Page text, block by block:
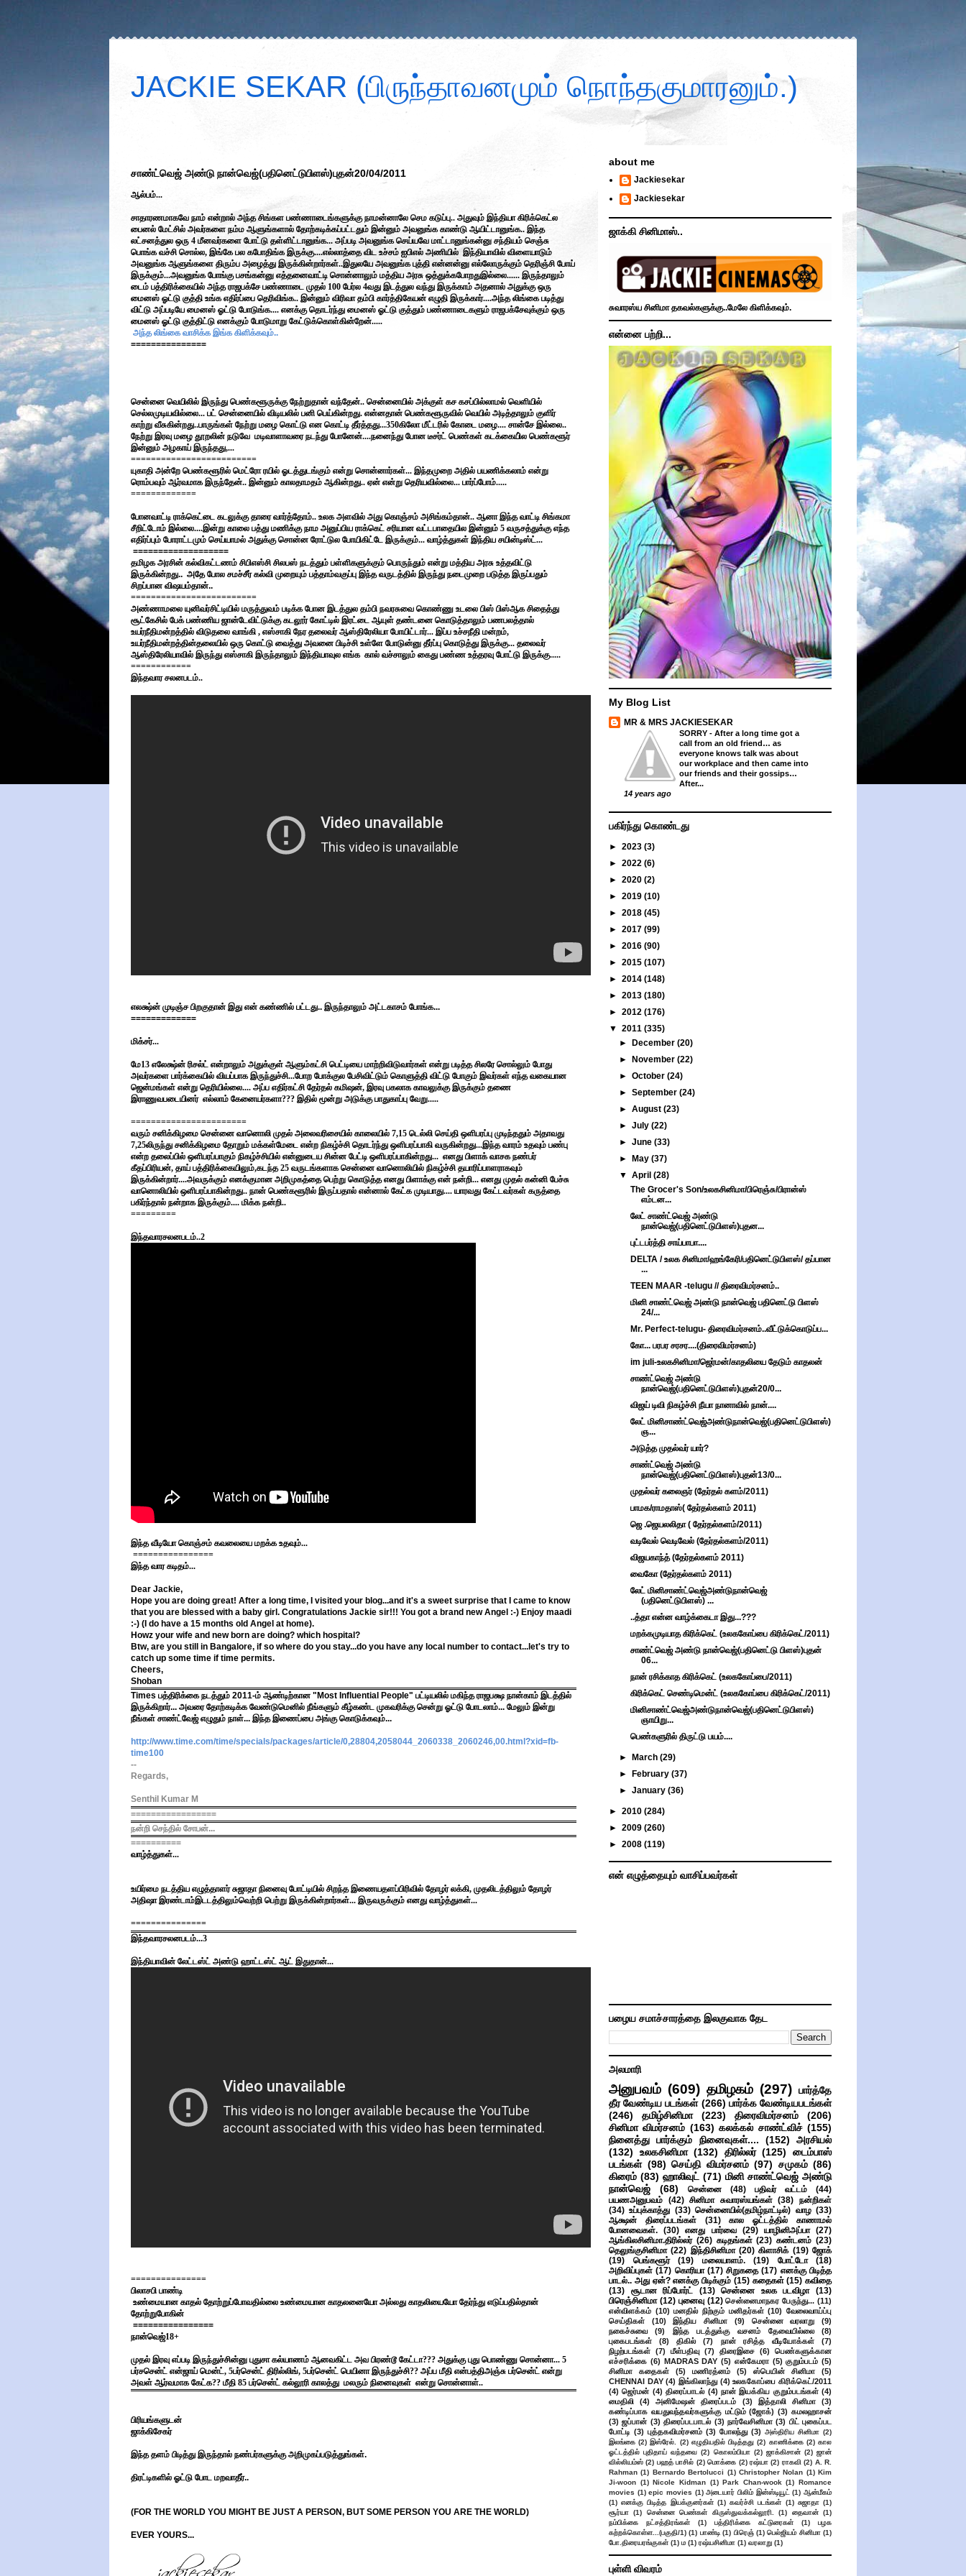
JACKIE SEKAR (பிருந்தாவனமும் நொந்தகுமாரனும்.)
சாண்ட்வெஜ் அண்டு நான்வெஜ்(பதினெட்டுபிளஸ்)புதன்20/04/2011
ஆல்பம்...
சாதாரணமாகவே நாம் என்றால் அந்த சிங்கள பண்ணாடைங்களுக்கு நாமன்னாலே செம கடுப்பு.. அதுவும் இந்தியா கிரிக்கெட்ல
பைனல் மேட்சில் அவர்களை நம்ம ஆளுங்களால் தோற்கடிக்கப்பட்டதும் இன்னும் அவனுங்க காண்டு ஆயிட்டானுங்க.. இந்த
லட்சனத்துல ஒரு 4 மீனவர்களை போட்டு தள்ளிட்டானுங்க... அப்படி அவனுங்க செய்யவே மாட்டானுங்கன்னு சந்தியம் செஞ்சு
பொங்க வச்சி சொல்ல, இங்கே பல கபோதிங்க இருக்கு....எல்லாத்தை விட உச்சம் ஐபிஎல் அணியில் இந்தியாவில் விளையாடும்
அவனுங்க ஆளுங்களை திரும்ப அழைத்து இருக்கின்றார்கள்..இதுலயே அவனுங்க புத்தி என்னன்னு எல்லோருக்கும் தெரிஞ்சி போய்
இருக்கும்...அவனுங்க போங்கு பசங்கன்னு எத்தனைவாட்டி சொன்னாலும் மத்திய அரசு ஒத்துக்கபோறதுஇல்லை...... இருந்தாலும்
டைம் பத்திரிக்கையில் அந்த ராஜபக்சே பண்ணாடை முதல் 100 பேர்ல 4வது இடத்துல வந்து இருக்காம் அதனால் அதுக்கு ஒரு
மைனஸ் ஓட்டு குத்தி உங்க எதிர்ப்பை தெரிவிங்க.. இன்னும் விரிவா தம்பி கார்த்திகேயன் எழுதி இருக்கார்....அந்த லிங்கை படித்து
விட்டு அப்படியே மைனஸ் ஓட்டு போடுங்க.... எனக்கு தொடர்ந்து மைனஸ் ஓட்டு குத்தும் பண்ணாடைகளும் ராஜபக்சேவுக்கும் ஒரு
மைனஸ் ஓட்டு குத்திட்டு எனக்கும் போடுமாறு கேட்டுக்கொள்கின்றேன்.....
அந்த லிங்கை வாசிக்க இங்க கிளிக்கவும்..
===============
சென்னை வெயிலில் இருந்து பெண்களூருக்கு நேற்றுதான் வந்தேன்.. சென்னையில் அக்குள் கச கசப்பில்லாமல் வெளியில்
செல்லமுடியவில்லை... பட் சென்னையில் விடியலில் பனி பெய்கின்றது. என்னதான் பெண்களூருவில் வெயில் அடித்தாலும் குளிர்
காற்று வீசுகின்றது..பாருங்கள் நேற்று மழை கொட்டு என கொட்டி தீர்த்தது...350கிலோ மீட்டரில் கோடை மழை.... சான்சே இல்லை..
நேற்று இரவு மழை தூறலின் நடுவே மடிவாளாவரை நடந்து போனேன்....நனைந்து போன டீசர்ட் பெண்கள் கடக்கையி்ல பெண்களூர்
இன்னும் அழகாய் இருந்தது,...
=========================
யுகாதி அன்றே பெண்களூரில் மெட்ரோ ரயில் ஓடத்துடங்கும் என்று சொன்னார்கள்... இந்தமுறை அதில் பயணிக்கலாம் என்று
ரொம்பவும் ஆர்வமாக இருந்தேன்.. இன்னும் காலதாமதம் ஆகின்றது.. ஏன் என்று தெரியவில்லை... பார்ப்போம்.....
=============
போனவாட்டி ராக்கெட்டை கடலுக்கு தாரை வார்த்தோம்.. உலக அளவில் அது கொஞ்சம் அசிங்கம்தான்.. ஆனா இந்த வாட்டி சிங்கமா
சீறிட்டோம் இல்லை....இன்று காலை பத்து மணிக்கு நாம அனுப்பிய ராக்கெட் சரியான வட்டபாதையில இன்னும் 5 வருசத்துக்கு எந்த
எதிர்ப்பும் போராட்டமும் செய்யாமல் அதுக்கு சொன்ன ரோட்டுல போயிகிட்டே இருக்கும்... வாழ்த்துகள் இந்திய சயின்டிஸ்ட்...
===================
தமிழக அரசின் கல்விகட்டணம் சிபிஎஸ்சி சிலபஸ் நடத்தும் பள்ளிகளுக்கும் பொருந்தும் என்று மத்திய அரசு உத்தவிட்டு
இருக்கின்றது.. அதே போல சமச்சீர் கல்வி முறையும் பத்தாம்வகுப்பு இந்த வருடத்தில் இருந்து நடைமுறை படுத்த இருப்பதும்
சிறப்பான விஷயம்தான்..
=========================
அண்ணாமலை யுனிவர்சிட்டியில் மருத்துவம் படிக்க போன இடத்துல தம்பி நவரசுவை கொண்ணு உடலை பிஸ் பிஸ்ஆக சிதைத்து
சூட்கேசில் பேக் பண்ணிய ஜான்டேவிட்டுக்கு கடலூர் கோட்டில் இரட்டை ஆயுள் தண்டனை கொடுத்தாலும் பணபலத்தால்
உயர்நீதிமன்றத்தில் விடுதலை வாங்கி , எஸ்சாகி நேர தலைவர் ஆஸ்திரேலியா போயிட்டார்... இப்ப உச்சநீதி மன்றம்,
உயர்நீதிமன்றத்தின்தலையில் ஒரு கொட்டு வைத்து அவனை பிடிச்சி உள்ளே போடுன்னு தீர்ப்பு கொடுத்து இருக்கு... தலைவர்
ஆஸ்திரேலியாவில் இருந்து எஸ்சாகி இருந்தாலும் இந்தியாவுல எங்க கால் வச்சாலும் கைது பண்ண உத்தரவு போட்டு இருக்கு.....
============
இந்தவார சலனபடம்..
எலக்ஷ்ன் முடிஞ்ச பிறகுதான் இது என் கண்ணில் பட்டது.. இருந்தாலும் அட்டகாசம் போங்க...
=============
மிக்சர்...
மே13 எலேக்ஷ்ன் ரிசல்ட் என்றாலும் அதுக்குள் ஆளும்கட்சி பெட்டியை மாற்றிவிடுவார்கள் என்று படித்த சிலரே சொல்லும் போது
அவர்களை பார்க்கையில் வியப்பாக இருந்துச்சி...போற போக்குல பேசிவிட்டும் கொளுத்தி விட்டு போகும் இவர்கள் எந்த வகையான
ஜென்மங்கள் என்று தெரியில்லை.... அப்ப எதிர்கட்சி தேர்தல் கமிஷன், இரவு பகலாக காவலுக்கு இருக்கும் தணை
இராணுவபடையினர் எல்லாம் கேனையர்களா??? இதில் மூன்று அடுக்கு பாதுகாப்பு வேறு.....
=======================
வரும் சனிக்கிழமை சென்னை வானொலி முதல் அலைவரிசையில் காலையில் 7,15 டெல்லி செய்தி ஒளிபரப்பு முடிந்ததும் அதாவது
7,25லிருந்து சனிக்கிழமை தோறும் மக்கள்மேடை என்ற நிகழ்ச்சி தொடர்ந்து ஒளிபரப்பாகி வருகின்றது...இந்த வாரம் உதவும் பண்பு
என்ற தலைப்பில் ஒளிபரப்பாகும் நிகழ்ச்சியில் என்னுடைய சின்ன பேட்டி ஒளிபரப்பாகின்றது... எனது பிளாக் வாசக நண்பர்
கீதப்பிரியன், தாய் பத்திரிக்கையிலும்,கடந்த 25 வருடங்களாக சென்னை வானொலியில் நிகழ்ச்சி தயாரிப்பாளராகவும்
இருக்கின்றார்....அவருக்கும் எனக்குமான அறிமுகத்தை பெற்று கொடுத்த எனது பிளாக்கு என் நன்றி... எனது முதல் கன்னி பேச்சு
வானொலியில் ஒளிபரப்பாகின்றது.. நான் பெண்களூரில் இருப்பதால் என்னால் கேட்க முடியாது.... யாரவது கேட்டவர்கள் கருத்தை
பகிர்ந்தால் நன்றாக இருக்கும்.... மிக்க நன்றி..
=========
இந்தவாரசலனபடம்..2
இந்த வீடியோ கொஞ்சம் கவலையை மறக்க உதவும்...
================
இந்த வார கடிதம்...
Dear Jackie,
Hope you are doing great! After a long time, I visited your blog...and it's a sweet surprise that I came to know
that you are blessed with a baby girl. Congratulations Jackie sir!!! You got a brand new Angel :-) Enjoy maadi
:-) (I do have a 15 months old Angel at home).
Howz your wife and new born are doing? which hospital?
Btw, are you still in Bangalore, if so where do you stay...do you have any local number to contact...let's try to
catch up some time if time permits.
Cheers,
Shoban
Times பத்திரிக்கை நடத்தும் 2011-ம் ஆண்டிற்கான "Most Influential People" பட்டியலில் மகிந்த ராஜபக்ஷ நான்காம் இடத்தில்
இருக்கிறார்... அவரை தோற்கடிக்க வேண்டுமெனில் நீங்களும் கீழ்கண்ட முகவரிக்கு சென்று ஓட்டு போடலாம்... மேலும் இன்று
நீங்கள் சாண்ட்வேஜ் எழுதும் நாள்... இந்த இணைப்பை அங்கு கொடுக்கவும்...
http://www.time.com/time/specials/packages/article/0,28804,2058044_2060338_2060246,00.html?xid=fb-
time100
--
Regards,
Senthil Kumar M
=================
நன்றி செந்தில் சோபன்...
==========
வாழ்த்துகள்...
உயிர்மை நடத்திய எழுத்தாளர் சுஜாதா நினைவு போட்டியில் சிறந்த இணையதளப்பிரிவில் தோழர் லக்கி, முதலிடத்திலும் தோழர்
அதிஷா இரண்டாம்இடடத்திலும்வெற்றி பெற்று இருக்கின்றார்கள்... இருவருக்கும் எனது வாழ்த்துகள்...
===============
இந்தவாரசலனபடம்...3
இந்தியாவின் லேட்டஸ்ட் அண்டு ஹாட்டஸ்ட் ஆட் இதுதான்...
===============
பிலாசபி பாண்டி
உண்மையான காதல் தோற்றுப்போவதில்லை உண்மையான காதலனையோ அல்லது காதலியையோ தேர்ந்து எடுப்பதில்தான்
தோற்றுபோகின்
================
நான்வெஜ்18+
முதல் இரவு எப்படி இருந்துச்சின்னு புதுசா கல்யாணம் ஆனவகிட்ட அவ பிரண்டூ கேட்டா??? அதுக்கு புது பொண்ணு சொன்னா... 5
பர்சசென்ட் என்ஜாய் மென்ட், 5பர்சென்ட் திரில்லிங், 5பர்சென்ட் பெயினா இருந்துச்சி?? அப்ப மீதி என்பத்திஅஞ்சு பர்சென்ட் என்று
அவள் ஆர்வமாக கேட்க?? மீதி 85 பர்சென்ட் கல்லூரி காலத்து மலரும் நினைவுகள் என்று சொன்னாள்..
பிரியங்களுடன்
ஜாக்கிசேகர்
இந்த தளம் பிடித்து இருந்தால் நண்பர்களுக்கு அறிமுகப்படுத்துங்கள்.
திரட்டிகளில் ஓட்டு போட மறவாதீர்..
(FOR THE WORLD YOU MIGHT BE JUST A PERSON, BUT SOME PERSON YOU ARE THE WORLD)
EVER YOURS...
about me
Jackiesekar
Jackiesekar
ஜாக்கி சினிமாஸ்..
சுவாரஸ்ய சினிமா தகவல்களுக்கு..மேலே கிளிக்கவும்.
என்னை பற்றி...
My Blog List
MR & MRS JACKIESEKAR
SORRY - After a long time got a
call from an old friend… as
everyone knows talk was about
our workplace and then came into
our friends and their gossips…
After...
14 years ago
பகிர்ந்து கொண்டது
► 2023 (3)
► 2022 (6)
► 2020 (2)
► 2019 (10)
► 2018 (45)
► 2017 (99)
► 2016 (90)
► 2015 (107)
► 2014 (148)
► 2013 (180)
► 2012 (176)
▼ 2011 (335)
►
December(20)
►
November(22)
►October(24)
►September(24)
►August(23)
►July(22)
►June(33)
►
May(37)
▼April(28)
The Grocer's Son/உலகசினிமா/பிரெஞ்சு/பிரான்ஸ்
எம்டன...
லேட் சாண்ட்வெஜ் அண்டு
நான்வெஜ்(பதினெட்டுபிளஸ்)புதன...
புட்டபர்த்தி சாய்பாபா....
DELTA / உலக சினிமா/ஹங்கேரி/பதினெட்டுபிளஸ்/ தப்பான
...
TEEN MAAR -telugu // திரைவிமர்சனம்..
மினி சாண்ட்வெஜ் அண்டு நான்வெஜ் பதினெட்டு பிளஸ்
24/...
Mr. Perfect-telugu- திரைவிமர்சனம்..வீட்டுக்கொடுப்ப...
கோ... பரபர சரசர....(திரைவிமர்சனம்)
im juli-உலகசினிமா/ஜெர்மன்/காதலியை தேடும் காதலன்
சாண்ட்வெஜ் அண்டு
நான்வெஜ்(பதினெட்டுபிளஸ்)புதன்20/0...
விஜய் டிவி நிகழ்ச்சி நீயா நானாவில் நான்....
லேட் மினிசாண்ட்வெஜ்அண்டுநான்வெஜ்(பதினெட்டுபிளஸ்)
ஞ...
அடுத்த முதல்வர் யார்?
சாண்ட்வெஜ் அண்டு
நான்வெஜ்(பதினெட்டுபிளஸ்)புதன்13/0...
முதல்வர் கலைஞர் (தேர்தல் களம்/2011)
பாமக/ராமதாஸ்( தேர்தல்களம் 2011)
ஜெ .ஜெயலலிதா ( தேர்தல்களம்/2011)
வடிவேல் வெடிவேல் (தேர்தல்களம்/2011)
விஜயகாந்த் (தேர்தல்களம் 2011)
வைகோ (தேர்தல்களம் 2011)
லேட் மினிசாண்ட்வெஜ்அண்டுநான்வெஜ்
(பதினெட்டுபிளஸ்) ...
..த்தா என்ன வாழ்க்கைடா இது...???
மறக்கமுடியாத கிரிக்கெட் (உலககோப்பை கிரிக்கெட்/2011)
சாண்ட்வெஜ் அண்டு நான்வெஜ்(பதினெட்டு பிளஸ்)புதன்
06...
நான் ரசிக்காத கிரிக்கெட் (உலககோப்பை/2011)
கிரிக்கெட் செண்டிமென்ட் (உலககோப்பை கிரிக்கெட்/2011)
மினிசாண்ட்வெஜ்அண்டுநான்வெஜ்(பதினெட்டுபிளஸ்)
ஞாயிறு...
பெண்களுரில் திருட்டு பயம்....
► March(29)
►
February(37)
►January(36)
► 2010 (284)
► 2009 (260)
► 2008 (119)
என் எழுத்தையும் வாசிப்பவர்கள்
பழைய சமாச்சாரத்தை இலகுவாக தேட
அலமாரி
அனுபவம் (609) தமிழகம் (297) பார்த்தே
தீர வேண்டிய படங்கள் (266) பார்க்க வேண்டியபடங்கள்
(246)
தமிழ்சினிமா (223) திரைவிமர்சனம்
(206)
சினிமா விமர்சனம் (163) கலக்கல் சாண்ட்விச் (155)
நினைத்து பார்க்கும் நினைவுகள்....
(152)
அரசியல்
(132)
உலகசினிமா (132) திரில்லர் (125)
டைம்பாஸ்
படங்கள் (98) செய்தி விமர்சனம் (97) சமுகம் (86)
கிரைம் (83) ஹாலிவுட் (71) மினி சாண்ட்வெஜ் அண்டு
நான்வெஜ்
(68) சென்னை (48) பதிவர் வட்டம்
(44)
பயணஅனுபவம் (42) சினிமா சுவாரஸ்யங்கள் (38) நன்றிகள்
(34) உப்புக்காத்து (33) சென்னையில்(தமிழ்நாட்டில்) வாழ (33)
ஆக்ஷன் திரைப்படங்கள்
(31)
கால ஓட்டத்தில் காணாமல்
போனவைகள். (30) எனது பார்வை (29) யாழினிஅப்பா (27)
ஆங்கிலசினிமா.திரில்லர் (26) கடிதங்கள் (23) கண்டனம் (23)
தெலுங்குசினிமா (22) இந்திசினிமா (20) கிளாசிக் (19) ஜோக்
(19)
பெங்களூர் (19) மலையாளம். (19) போட்டோ
(18)
அறிவிப்புகள் (17) கொரியா (17) சிறுகதை (17) எனக்கு பிடித்த
பாடல்.. அது ஏன்? எனக்கு பிடிக்கும் (15) கதைகள் (15) கவிதை
(13)
சூடான ரிப்போர்ட் (13) சென்னை உலக படவிழா
(13)
பிரெஞ்சினிமா (12) புனைவு (12) சென்னைமாநகர பேருந்து... (11)
என்விளக்கம் (10) மனதில் நிற்கும் மனிதர்கள் (10) வேலைவாய்ப்பு
செய்திகள்
(10) இந்திய சினிமா (9) சென்னை வரலாறு
(9)
நகைச்சுவை
(9) இந்த படத்துக்கு வசனம் தேவையில்லை
(8)
புகைபடங்கள்
(8) திகில் (7) நான் ரசித்த வீடியோக்கள்
(7)
நிழற்படங்கள் (7) மீள்பதிவு (7) திரைஇசை (6)
பெண்களுக்கான
எச்சரிக்கை (6) MADRAS DAY (5) என்கேமரா (5) குறும்படம் (5)
சினிமா கதைகள்
(5) மணிரத்னம் (5) ஸ்பெயின் சினிமா
(5)
CHENNAI DAY (4) இங்கிலாந்து (4) உலககோப்பை கிரிக்கெட்/2011
(4) ஜெர்மன் (4) திரைப்பாடல் (4) நான் இயக்கிய குறும்படங்கள் (4)
மைதிலி
(4) அனிமேஷன் திரைப்படம் (3) இத்தாலி சினிமா
(3)
கண்டிப்பாக வயதுவந்தவர்களுக்கு மட்டும் (ஜோக்) (3) கமலஹாசன்
(3) ஜப்பான் (3) திரைப்படபாடல் (3) நார்வேசினிமா (3) பிட் புகைப்பட
போட்டி (3) புத்தகவிமர்சனம் (3) போலந்து (3) அஸ்திரிய சினிமா (2)
இலங்கை (2) இஸ்ரேல். (2) எழுதியதில் பிடித்தது (2) காணிக்கை (2) கால
ஓட்டத்தில் புதிதாய் வந்தவை (2) கொலம்பியா (2) ஜாக்கிசான் (2) ஜான்
வில்லியம்ஸ் (2) பஹத் பாசில் (2) மொக்கை (2) ரஷ்யா (2) ராகவி (2) A. R.
Rahman (1) Bernardo Bertolucci (1) Christopher Nolan (1) Kim
Ji-woon (1) Nicole Kidman (1) Park Chan-wook (1) Romance
movies (1) epic movies (1) அடையார் பிலிம் இன்ஸ்டியூட் (1) ஆன்மீகம்
(1) எனக்கு பிடித்த இயக்குனர்கள் (1) கவர்ச்சி படங்கள் (1) சுஜாதா (1)
சூர்யா (1) சென்னை பெண்கள் கிருஸ்துவக்கல்லூரி. (1) தைவான் (1)
நம்பிக்கை நட்சத்திரங்கள்
(1) பத்திரிக்கை கட்டுரைகள் (1)
பழக
கற்றக்கொள்ள...(பகுதி/1) (1) பாண்டி (1) பிரெஞ் (1) பெல்ஜியம் சினிமா (1)
போ.திரையரங்குகள் (1) ம (1) ரஷ்யசினிமா (1) வரலாறு (1)
புள்ளி விவரம்